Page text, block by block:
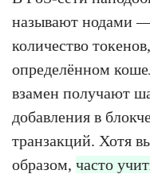
называют нодами
количество
определённом
взамен получают
добавления в
транзакций. Хотя
образом, часто